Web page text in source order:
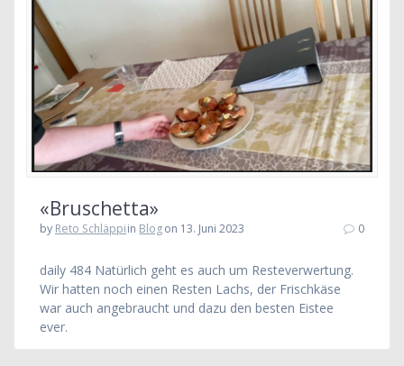
«Bruschetta»
by Reto Schläppiin Blogon 13. Juni 2023 0
daily 484 Natürlich geht es auch um Resteverwertung.
Wir hatten noch einen Resten Lachs, der Frischkäse
war auch angebraucht und dazu den besten Eistee
ever.